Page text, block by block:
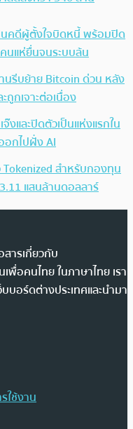
นคดีผู้ตั้งใจบิดหนี้ พร้อมปิด
นแห่ยื่นจนระบบล้น
นรีบย้าย Bitcoin ด่วน หลัง
ถูกเจาะต่อเนื่อง
งและปิดตัวเป็นแห่งแรกใน
อกไปฝั่ง AI
Tokenized สำหรับกองทุน
แสนล้านดอลลาร์
ารเกี่ยวกับ
พื่อคนไทย ในภาษาไทย เรา
บอร์ดต่างประเทศและนำมา
ใช้งาน